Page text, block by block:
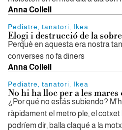
Anna Collell
Pediatre, tanatori, Ikea
Elogi i destrucció de la
Perquè en aquesta era nostra
converses no fa diners
Anna Collell
Pediatre, tanatori, Ikea
No hi ha lloc per a les mares
¿Por qué no estás subiendo?
ràpidament el metro ple, el cotxet
podríem dir, balla claqué a la